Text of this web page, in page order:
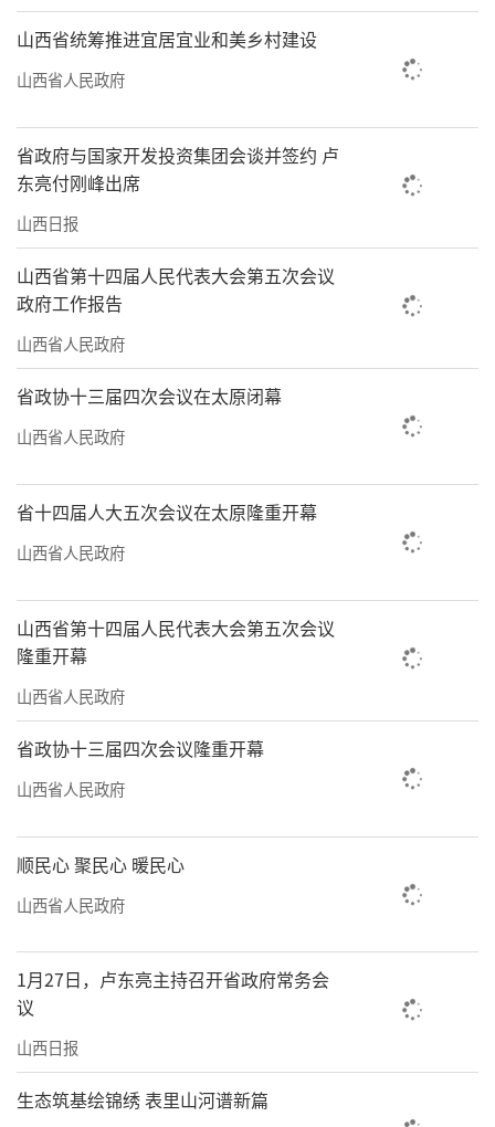
山西省统筹推进宜居宜业和美乡村建设
山西省人民政府
省政府与国家开发投资集团会谈并签约 卢
东亮付刚峰出席
山西日报
山西省第十四届人民代表大会第五次会议
政府工作报告
山西省人民政府
省政协十三届四次会议在太原闭幕
山西省人民政府
省十四届人大五次会议在太原隆重开幕
山西省人民政府
山西省第十四届人民代表大会第五次会议
隆重开幕
山西省人民政府
省政协十三届四次会议隆重开幕
山西省人民政府
顺民心 聚民心 暖民心
山西省人民政府
1月27日，卢东亮主持召开省政府常务会
议
山西日报
生态筑基绘锦绣 表里山河谱新篇